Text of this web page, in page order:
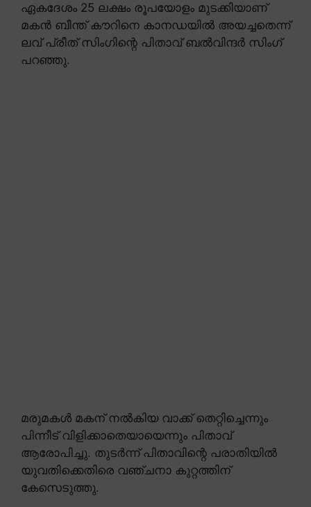
ഏകദേശം 25 ലക്ഷം രൂപയോളം മുടക്കിയാണ്
മകൻ ബീന്ത് കൗറിനെ കാനഡയിൽ അയച്ചതെന്ന്
ലവ് പ്രീത് സിംഗിന്റെ പിതാവ് ബൽവിന്ദർ സിംഗ്
പറഞ്ഞു.
മരുമകൾ മകന് നൽകിയ വാക്ക് തെറ്റിച്ചെന്നും
പിന്നീട് വിളിക്കാതെയായെന്നും പിതാവ്
ആരോപിച്ചു. തുടർന്ന് പിതാവിന്റെ പരാതിയിൽ
യുവതിക്കെതിരെ വഞ്ചനാ കുറ്റത്തിന്
കേസെടുത്തു.